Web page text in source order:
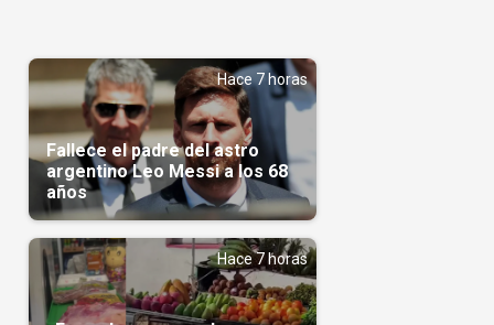
Hace 7 horas
Fallece el padre del astro
argentino Leo Messi a los 68
años
Hace 7 horas